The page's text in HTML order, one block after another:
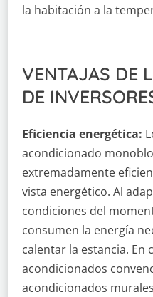
la habitación a la
VENTAJAS DE
DE
Eficiencia energética:
acondicionado
extremadamente
vista energético. Al
condiciones del
consumen la energía
calentar la estancia. En
acondicionados
acondicionados